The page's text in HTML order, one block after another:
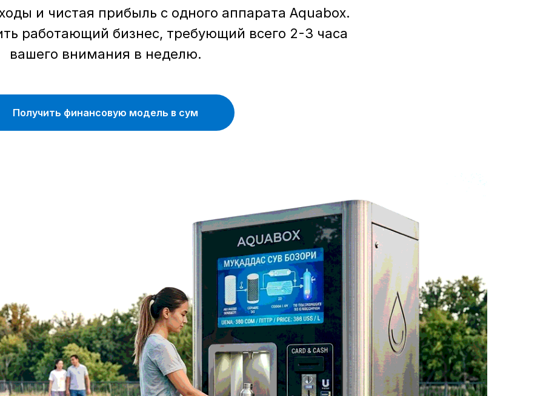
и чистая прибыль с одного аппарата Aquabox.
работающий бизнес, требующий всего 2-3 часа
вашего внимания в неделю.
Получить финансовую модель в сум